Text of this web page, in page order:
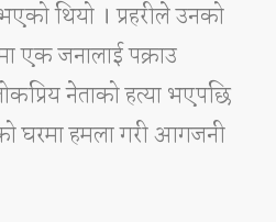
थियो । प्रहरीले उनको
एक जनालाई पक्राउ
नेताको हत्या भएपछि
घरमा हमला गरी आगजनी